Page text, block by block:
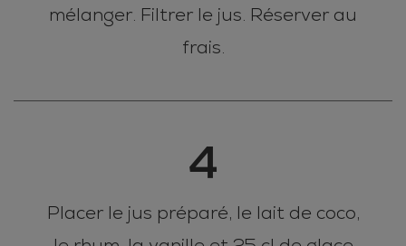
mélanger. Filtrer le jus. Réserver au
frais.
4
Placer le jus préparé, le lait de coco,